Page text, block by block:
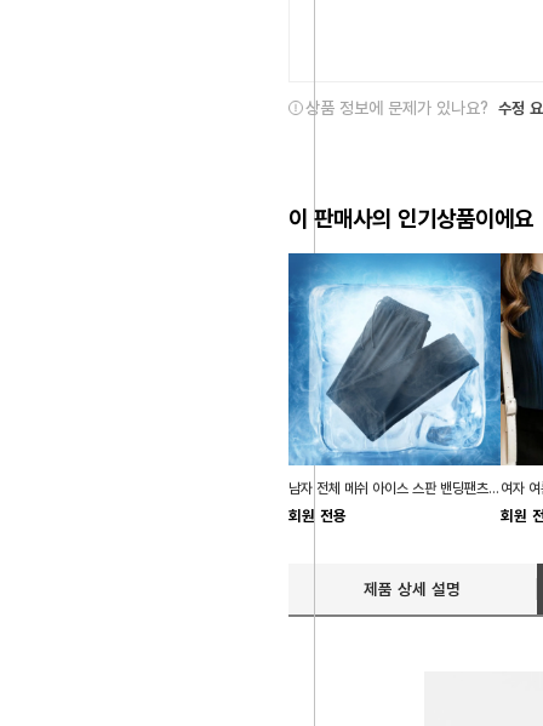
상품 정보에 문제가 있나요? 수정
이 판매사의 인기상품이에요
남자 전체 메쉬 아이스 스판 밴딩팬츠 쿨바지 짐웨어
회원 전용 회원
제품 상세 설명